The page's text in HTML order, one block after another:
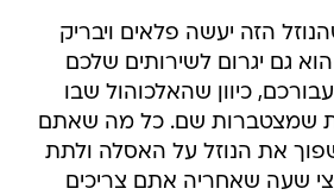
הזה יעשה פלאים ויבריק
גם יגרום לשירותים שלכם
כיוון שהאלכוהול שבו
שמצטברות שם. כל מה שאתם
את הנוזל על האסלה ולתת
שעה שאחריה אתם צריכים